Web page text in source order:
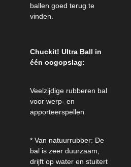
ballen goed terug te
vinden.
Chuckit! Ultra Ball in
één oogopslag:
Veelzijdige rubberen bal
voor werp- en
apporteerspellen
* Van natuurrubber: De
bal is zeer duurzaam,
drijft op water en stuitert